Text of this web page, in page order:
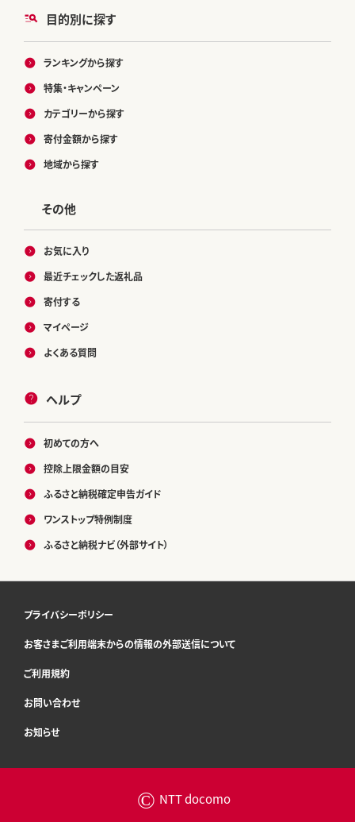
目的別に探す
ランキングから探す
特集・キャンペーン
カテゴリーから探す
寄付金額から探す
地域から探す
その他
お気に入り
最近チェックした返礼品
寄付する
マイページ
よくある質問
ヘルプ
初めての方へ
控除上限金額の目安
ふるさと納税確定申告ガイド
ワンストップ特例制度
ふるさと納税ナビ（外部サイト）
プライバシーポリシー
お客さまご利用端末からの情報の外部送信について
ご利用規約
お問い合わせ
お知らせ
© NTT docomo